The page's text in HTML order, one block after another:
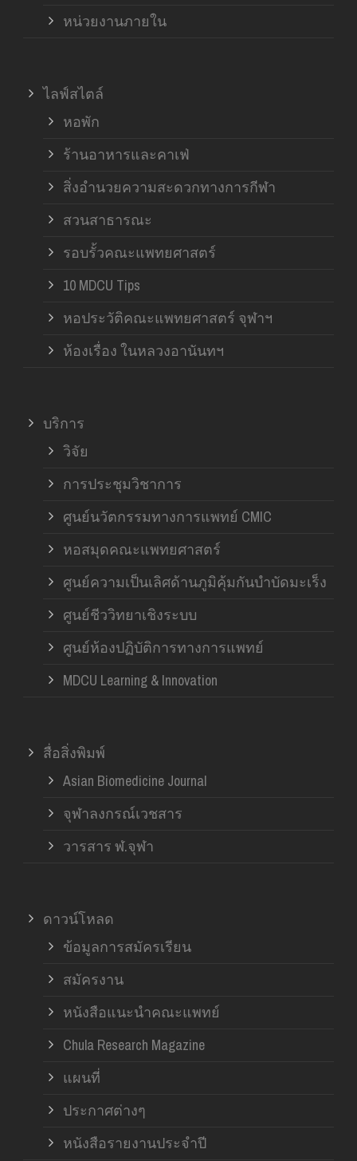
หน่วยงานภายใน
ไลฟ์สไตล์
หอพัก
ร้านอาหารและคาเฟ่
สิ่งอำนวยความสะดวกทางการกีฬา
สวนสาธารณะ
รอบรั้วคณะแพทยศาสตร์
10 MDCU Tips
หอประวัติคณะแพทยศาสตร์ จุฬาฯ
ห้องเรื่อง ในหลวงอานันทฯ
บริการ
วิจัย
การประชุมวิชาการ
ศูนย์นวัตกรรมทางการแพทย์ CMIC
หอสมุดคณะแพทยศาสตร์
ศูนย์ความเป็นเลิศด้านภูมิคุ้มกันบำบัดมะเร็ง
ศูนย์ชีววิทยาเชิงระบบ
ศูนย์ห้องปฏิบัติการทางการแพทย์
MDCU Learning & Innovation
สื่อสิ่งพิมพ์
Asian Biomedicine Journal
จุฬาลงกรณ์เวชสาร
วารสาร ฬ.จุฬา
ดาวน์โหลด
ข้อมูลการสมัครเรียน
สมัครงาน
หนังสือแนะนำคณะแพทย์
Chula Research Magazine
แผนที่
ประกาศต่างๆ
หนังสือรายงานประจำปี